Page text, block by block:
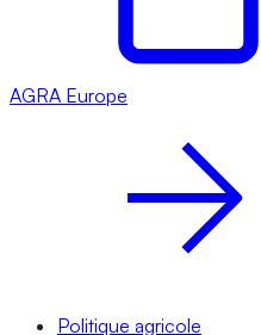
AGRA Europe
Politique agricole